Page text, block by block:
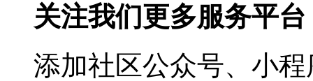
关注我们更多服务平台
添加社区公众号、小